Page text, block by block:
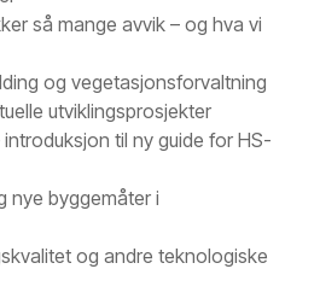
så mange avvik – og hva vi
og vegetasjonsforvaltning
utviklingsprosjekter
introduksjon til ny guide for HS-
nye byggemåter i
og andre teknologiske